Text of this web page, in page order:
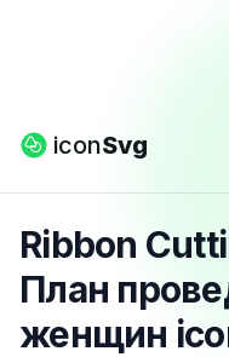
iconSvg
Ribbon
План
женщин